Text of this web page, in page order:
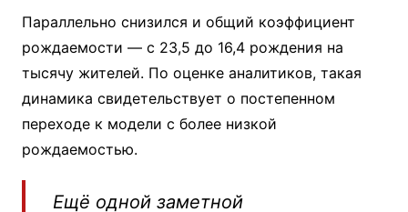
Параллельно снизился и общий коэффициент
рождаемости — с 23,5 до 16,4 рождения на
тысячу жителей. По оценке аналитиков, такая
динамика свидетельствует о постепенном
переходе к модели с более низкой
рождаемостью.
Ещё одной заметной